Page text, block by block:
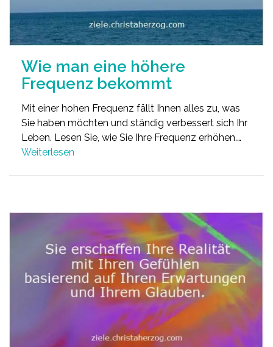
Wie man eine höhere
Frequenz bekommt
Mit einer hohen Frequenz fällt Ihnen alles zu, was
Sie haben möchten und ständig verbessert sich Ihr
Leben. Lesen Sie, wie Sie Ihre Frequenz erhöhen.…
Weiterlesen